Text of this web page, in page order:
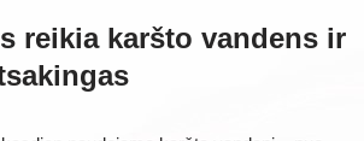
reikia karšto vandens ir